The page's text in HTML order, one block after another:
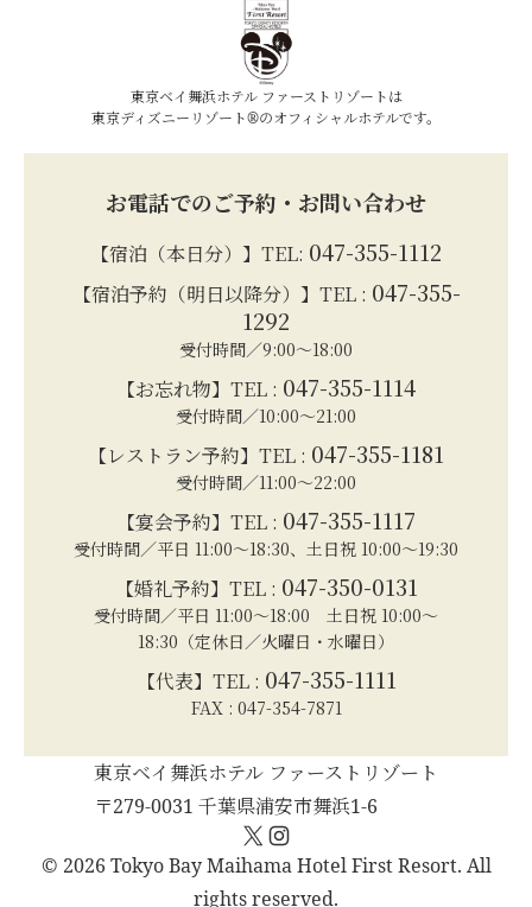
東京ベイ舞浜ホテル ファーストリゾートは
東京ディズニーリゾート®のオフィシャルホテルです。
お電話でのご予約・お問い合わせ
【宿泊（本日分）】TEL: 047-355-1112
【宿泊予約（明日以降分）】TEL : 047-355-
1292
受付時間／9:00～18:00
【お忘れ物】TEL : 047-355-1114
受付時間／10:00～21:00
【レストラン予約】TEL : 047-355-1181
受付時間／11:00～22:00
【宴会予約】TEL : 047-355-1117
受付時間／平日 11:00～18:30、土日祝 10:00～19:30
【婚礼予約】TEL : 047-350-0131
受付時間／平日 11:00～18:00 土日祝 10:00～
18:30（定休日／火曜日・水曜日）
【代表】TEL : 047-355-1111
FAX : 047-354-7871
東京ベイ舞浜ホテル ファーストリゾート
〒279-0031 千葉県浦安市舞浜1-6
X Instagram
© 2026 Tokyo Bay Maihama Hotel First Resort. All
rights reserved.